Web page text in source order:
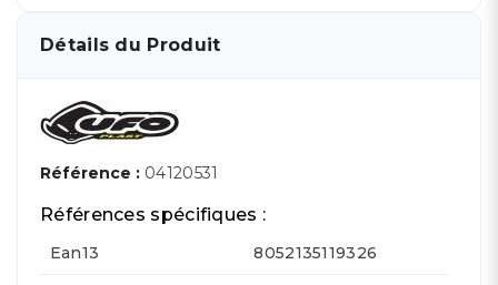
Détails du Produit
Référence : 04120531
Références spécifiques :
Ean13 8052135119326